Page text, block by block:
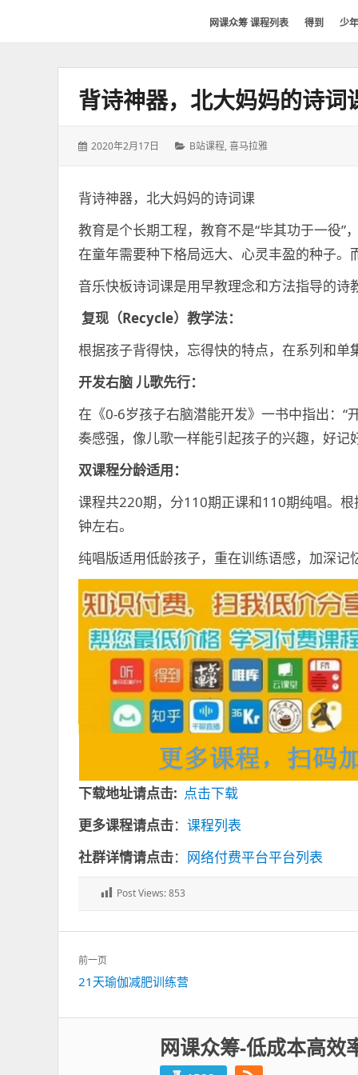
课
网课众筹 课程列表 得到 少
背诗神器，北大妈妈的诗词
发
2020年2月17日
分
B站课程,喜马拉雅
背诗神器，北大妈妈的诗词课
教育是个长期工程，教育不是“毕其功于一役
在童年需要种下格局远大、心灵丰盈的种子
音乐快板诗词课是用早教理念和方法指导的
复现 （Recycle） 教学法：
根据孩子背得快，忘得快的特点，在系列和
开发右脑 儿歌先行：
在《0-6岁孩子右脑潜能开发》一书中指出：“
奏感强，像儿歌一样能引起孩子的兴趣，好记
双课程分龄适用：
课程共220期，分110期正课和110期纯唱。
钟左右。
纯唱版适用低龄孩子，重在训练语感，加深
下载地址请点击: 点击下载
更多课程请点击： 课程列表
社群详情请点击： 网络付费平台平台列表
Post Views:853
文
章
导
航
前一页
上
篇：
21天瑜伽减肥训练营
网课众筹-低成本高效